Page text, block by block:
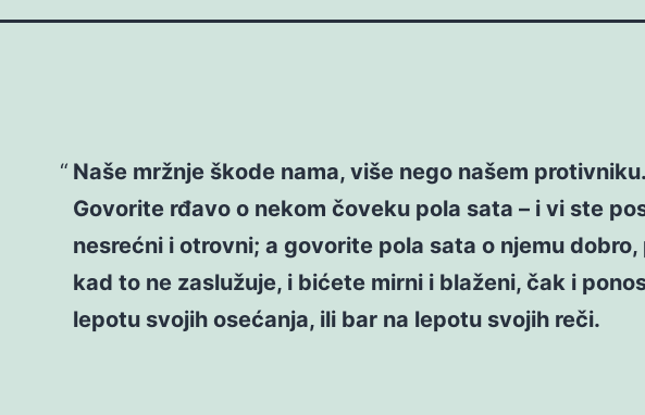
Naše mržnje škode nama, više nego našem protivniku.
Govorite rđavo o nekom čoveku pola sata – i vi ste
nesrećni i otrovni; a govorite pola sata o njemu dobro,
kad to ne zaslužuje, i bićete mirni i blaženi, čak i
lepotu svojih osećanja, ili bar na lepotu svojih reči.